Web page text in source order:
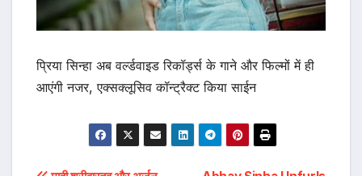
प्रिया सिन्हा अब वर्ल्डवाइड रिकॉर्ड्स के गाने और फिल्मों में ही
आएंगी नजर, एक्सक्लूसिव कॉन्ट्रैक्ट किया साईन